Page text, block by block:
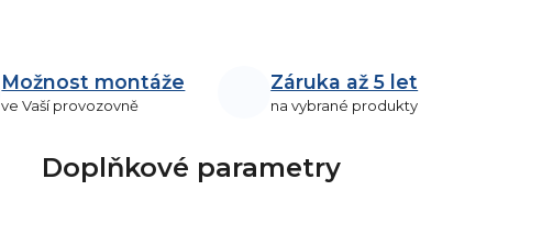
Možnost montáže
ve Vaší provozovně
Záruka až 5 let
na vybrané produkty
Doplňkové parametry